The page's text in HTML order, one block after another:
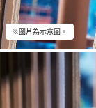
※圖片為示意圖。